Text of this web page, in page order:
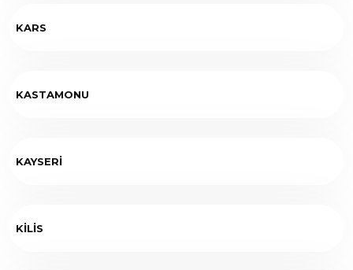
KARS
KASTAMONU
KAYSERİ
KİLİS